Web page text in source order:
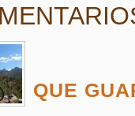
QUE